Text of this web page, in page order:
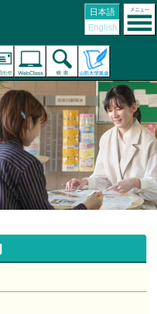
日本語
English